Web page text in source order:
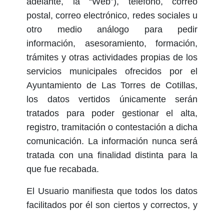
postal, correo electrónico, redes sociales u
otro medio análogo para pedir
información, asesoramiento, formación,
trámites y otras actividades propias de los
servicios municipales ofrecidos por el
Ayuntamiento de Las Torres de Cotillas,
los datos vertidos únicamente serán
tratados para poder gestionar el alta,
registro, tramitación o contestación a dicha
comunicación. La información nunca será
tratada con una finalidad distinta para la
que fue recabada.
El Usuario manifiesta que todos los datos
facilitados por él son ciertos y correctos, y